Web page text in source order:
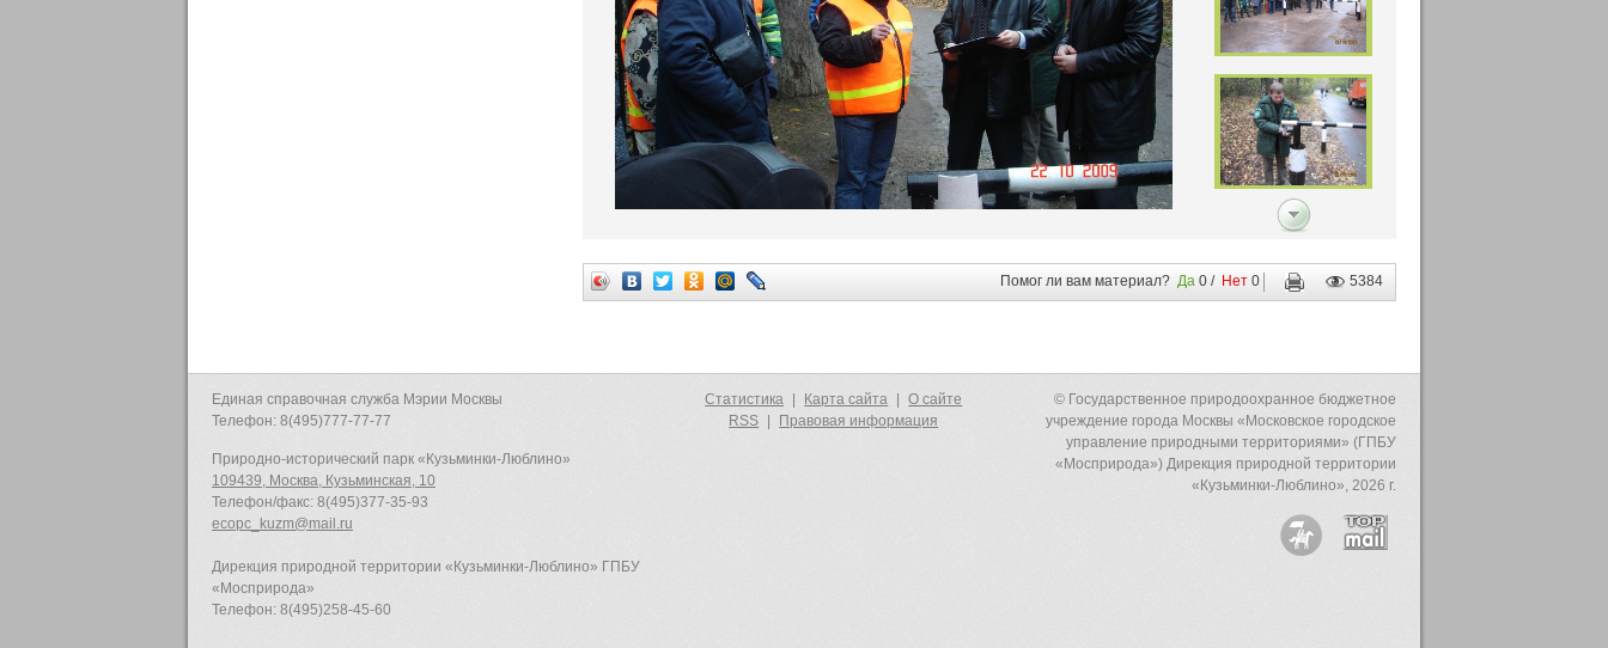
Помог ли вам материал? Да 0 / Нет 0
для
5384
Единая справочная служба Мэрии Москвы
Телефон: 8(495)777-77-77
Природно-исторический парк «Кузьминки-Люблино»
109439, Москва, Кузьминская, 10
Телефон/факс: 8(495)377-35-93
ecopc_kuzm@mail.ru
Дирекция природной территории «Кузьминки-Люблино» ГПБУ
«Мосприрода»
Телефон: 8(495)258-45-60
© Государственное природоохранное бюджетное
учреждение города Москвы «Московское городское
управление природными территориями» (ГПБУ
«Мосприрода») Дирекция природной территории
«Кузьминки-Люблино», 2026 г.
Статистика Карта сайта
О сайте
RSS
Правовая информация